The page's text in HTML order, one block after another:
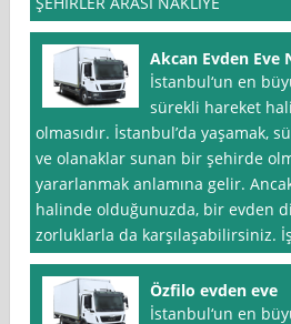
Akcan Evden Eve
İstanbul‘un en
sürekli hareket
olmasıdır. İstanbul’da yaşamak,
ve olanaklar sunan bir şehirde
yararlanmak anlamına gelir.
halinde olduğunuzda, bir evden
zorluklarla da karşılaşabilirsiniz.
Özfilo evden eve
İstanbul‘un en